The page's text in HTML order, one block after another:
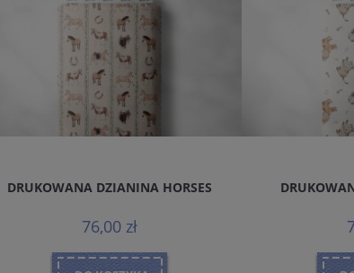
DRUKOWANA DZIANINA HORSES
76,00 zł